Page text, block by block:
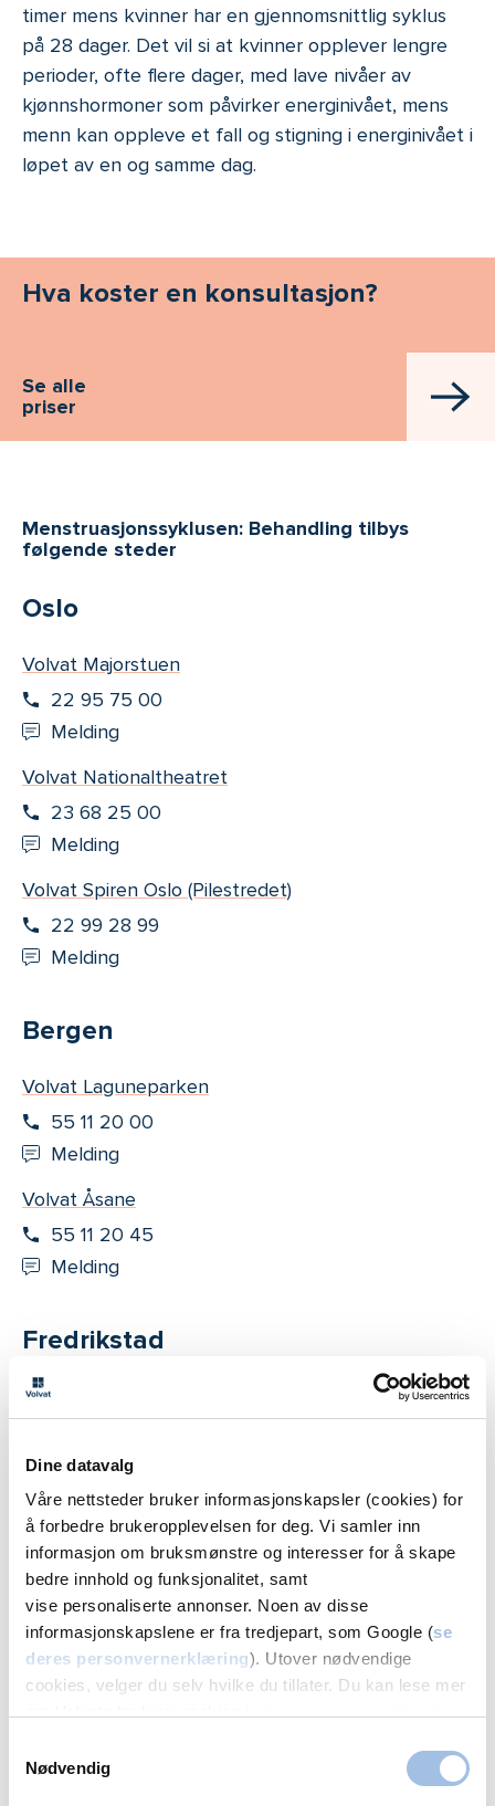
Dine datavalg
Våre nettsteder bruker informasjonskapsler (cookies) for
å forbedre brukeropplevelsen for deg. Vi samler inn
informasjon om bruksmønstre og interesser for å skape
bedre innhold og funksjonalitet, samt
vise personaliserte annonser. Noen av disse
informasjonskapslene er fra tredjepart, som Google (se
deres personvernerklæring). Utover nødvendige
cookies, velger du selv hvilke du tillater. Du kan lese mer
Nødvendig
timer mens kvinner har en gjennomsnittlig syklus
på 28 dager. Det vil si at kvinner opplever lengre
perioder, ofte flere dager, med lave nivåer av
kjønnshormoner som påvirker energinivået, mens
menn kan oppleve et fall og stigning i energinivået i
løpet av en og samme dag.
Hva koster en konsultasjon?
Se alle
priser
Menstruasjonssyklusen: Behandling tilbys
følgende steder
Oslo
Volvat Majorstuen
22 95 75 00
Melding
Volvat Nationaltheatret
23 68 25 00
Melding
Volvat Spiren Oslo (Pilestredet)
22 99 28 99
Melding
Bergen
Volvat Laguneparken
55 11 20 00
Melding
Volvat Åsane
55 11 20 45
Melding
Fredrikstad
Volvat Fredrikstad
Melding
Drammen
Volvat CC Drammen
23 01 80 50
Melding